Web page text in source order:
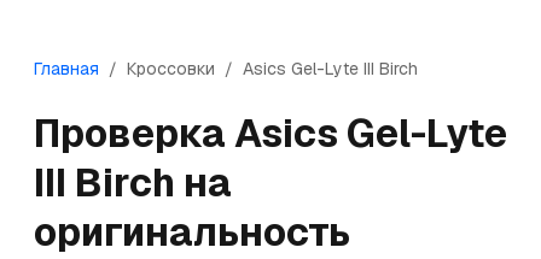
Главная / Кроссовки / Asics Gel-Lyte III Birch
ПроверкаAsics Gel-Lyte
III Birch на
оригинальность